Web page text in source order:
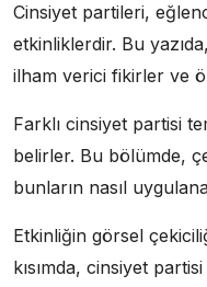
Cinsiyet partileri,
etkinliklerdir. Bu
ilham verici fikirler ve
Farklı cinsiyet partisi
belirler. Bu bölümde,
bunların nasıl
Etkinliğin görsel
kısımda, cinsiyet